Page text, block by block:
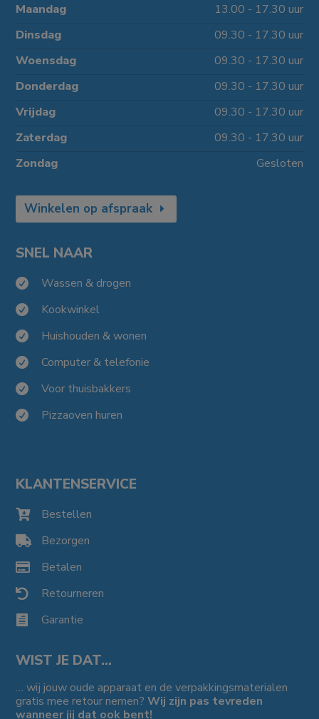
Maandag
13.00 - 17.30 uur
Dinsdag
09.30 - 17.30 uur
Woensdag
09.30 - 17.30 uur
Donderdag
09.30 - 17.30 uur
Vrijdag
09.30 - 17.30 uur
Zaterdag
09.30 - 17.30 uur
Zondag
Gesloten
Winkelen op afspraak
SNEL NAAR
 Wassen & drogen
 Kookwinkel
 Huishouden & wonen
 Computer & telefonie
 Voor thuisbakkers
 Pizzaoven huren
KLANTENSERVICE
 Bestellen
 Bezorgen
 Betalen
 Retourneren
 Garantie
WIST JE DAT…
… wij jouw oude apparaat en de verpakkingsmaterialen
gratis mee retour nemen?Wij zijn pas tevreden
wanneer jij dat ook bent!